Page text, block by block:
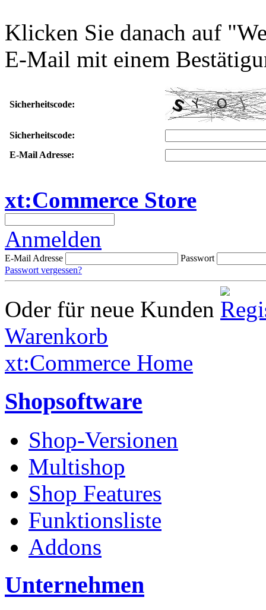
Klicken Sie danach auf
E-Mail mit einem
Sicherheitscode:
Sicherheitscode:
E-Mail Adresse:
xt:Commerce Store
Anmelden
E-Mail Adresse
Passwort
Passwort vergessen?
Oder für neue Kunden
Warenkorb
xt:Commerce Home
Shopsoftware
Shop-Versionen
Multishop
Shop Features
Funktionsliste
Addons
Unternehmen